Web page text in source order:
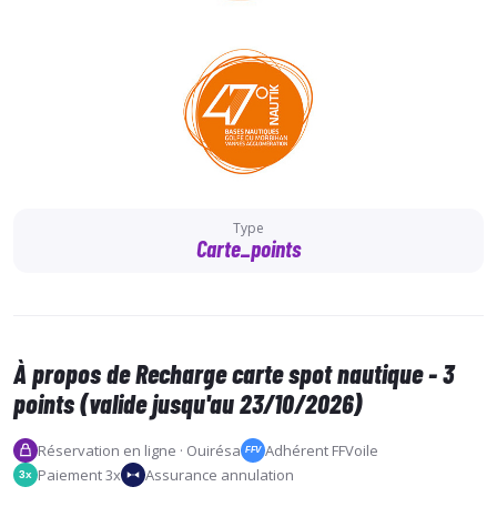
Type
Carte_points
À propos de Recharge carte spot nautique - 3
points (valide jusqu'au 23/10/2026)
Réservation en ligne · Ouirésa FFV Adhérent FFVoile
3x Paiement 3x Assurance annulation